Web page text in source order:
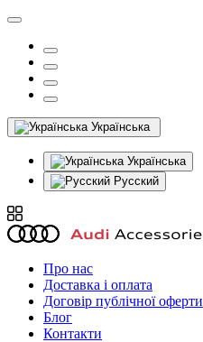
Українська
Українська
Русский
Про нас
Доставка і оплата
Договір публічної оферти
Блог
Контакти